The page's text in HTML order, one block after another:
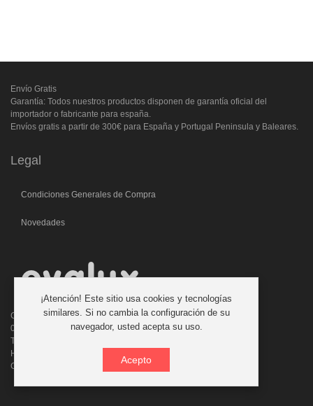
Envío Gratis
Garantía: Todos nuestros productos disponen de garantía oficial del
importador o fabricante para españa.
Envíos gratis a partir de 300€ para España y Portugal Peninsula y Baleares.
Legal
Condiciones Generales de Compra
Novedades
C/. Laforja, 46
08006 BARCELONA (ESPAÑA)
Teléfono: 933 210 593 - 619 711 900
Horario atencion telefonica: 9:00 a 14:00 Tardes con cita previa
Consultas:evalux@evalux.com
¡Atención! Este sitio usa cookies y tecnologías
similares. Si no cambia la configuración de su
navegador, usted acepta su uso.
Acepto